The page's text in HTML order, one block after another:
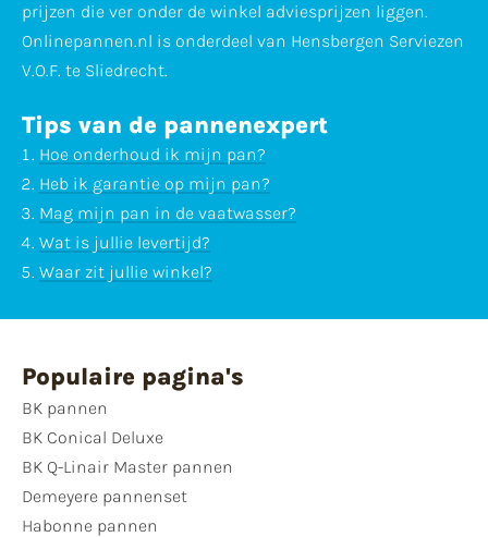
prijzen die ver onder de winkel adviesprijzen liggen.
Onlinepannen.nl is onderdeel van Hensbergen Serviezen
V.O.F. te Sliedrecht.
Tips van de pannenexpert
Hoe onderhoud ik mijn pan?
Heb ik garantie op mijn pan?
Mag mijn pan in de vaatwasser?
Wat is jullie levertijd?
Waar zit jullie winkel?
Populaire pagina's
BK pannen
BK Conical Deluxe
BK Q-Linair Master pannen
Demeyere pannenset
Habonne pannen